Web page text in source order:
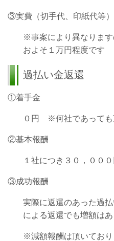
③実費（切手代、印紙代等）
※事案により異なりま
およそ１万円程度です
過払い金返還
①着手金
０円 ※何社であっても
②基本報酬
１社につき３０，０００
③成功報酬
実際に返還のあった
による返還でも増額は
※減額報酬は頂いており